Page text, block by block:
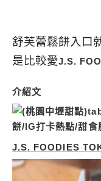
舒芙蕾鬆餅入口
是比較愛J.S.
介紹文
J.S. FOODIES